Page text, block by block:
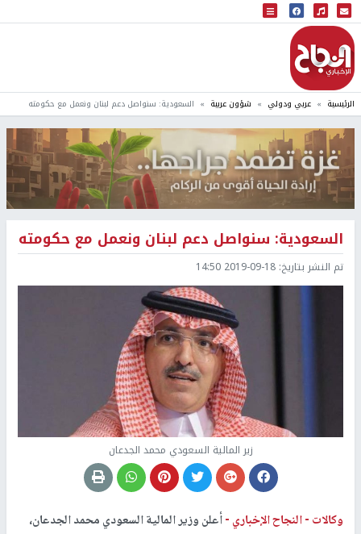
البث المباشر
إذاعة النجاح
الرئيسية عربي ودولي شؤون عربية السعودية: سنواصل دعم لبنان ونعمل مع حكومته
السعودية: سنواصل دعم لبنان ونعمل مع حكومته
تم النشر بتاريخ: 2019-09-18 14:50
زير المالية السعودي ​محمد الجدعان​
وكالات -النجاح الإخباري -أعلن وزير المالية السعودي ​محمد الجدعان​،